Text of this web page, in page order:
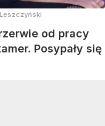
od pracy
Posypały się